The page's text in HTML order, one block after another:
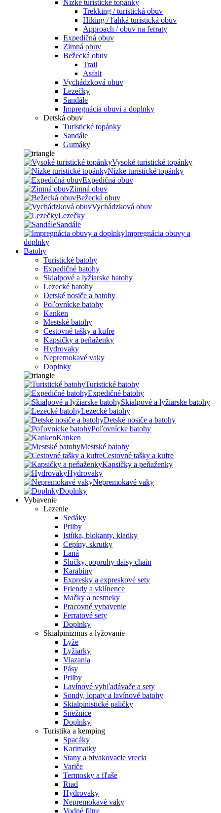
Nízke turistické topánky
Trekking / turistická obuv
Hiking / ľahká turistická obuv
Approach / obuv na ferraty
Expedičná obuv
Zimná obuv
Bežecká obuv
Trail
Asfalt
Vychádzková obuv
Lezečky
Sandále
Impregnácia obuvi a doplnky
Detská obuv
Turistické topánky
Sandále
Gumáky
Vysoké turistické topánky
Nízke turistické topánky
Expedičná obuv
Zimná obuv
Bežecká obuv
Vychádzková obuv
Lezečky
Sandále
Impregnácia obuvy a
doplnky
Batohy
Turistické batohy
Expedičné batohy
Skialpové a lyžiarske batohy
Lezecké batohy
Detské nosiče a batohy
Poľovnícke batohy
Kanken
Mestské batohy
Cestovné tašky a kufre
Kapsičky a peňaženky
Hydrovaky
Nepremokavé vaky
Doplnky
Turistické batohy
Expedičné batohy
Skialpové a lyžiarske batohy
Lezecké batohy
Detské nosiče a batohy
Poľovnícke batohy
Kanken
Mestské batohy
Cestovné tašky a kufre
Kapsičky a peňaženky
Hydrovaky
Nepremokavé vaky
Doplnky
Vybavenie
Lezenie
Sedáky
Prilby
Istítka, blokanty, kladky
Cepíny, skrutky
Laná
Slučky, popruhy daisy chain
Karabíny
Expresky a expreskové sety
Friendy a vklínence
Mačky a nesmeky
Pracovné vybavenie
Ferratové sety
Doplnky
Skialpinizmus a lyžovanie
Lyže
Lyžiarky
Viazania
Pásy
Prilby
Lavínové vyhľadávače a sety
Sondy, lopaty a lavínové batohy
Skialpinistické paličky
Snežnice
Doplnky
Turistika a kemping
Spacáky
Karimatky
Stany a bivakovacie vrecia
Variče
Termosky a fľaše
Riad
Hydrovaky
Nepremokavé vaky
Vodné filtre